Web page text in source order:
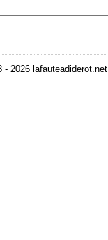
- 2026 lafauteadiderot.net